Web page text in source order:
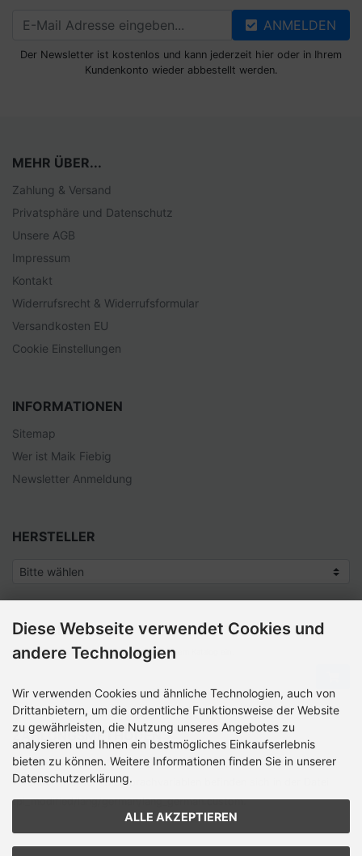
ANMELDEN
Der Newsletter ist kostenlos und kann jederzeit hier oder in Ihrem
Kundenkonto wieder abbestellt werden.
MEHR ÜBER...
Zahlung & Versand
Privatsphäre und Datenschutz
Unsere AGB
Impressum
Kontakt
Widerrufsrecht & Widerrufsformular
Versandkosten EU
Cookie Einstellungen
INFORMATIONEN
Sitemap
Wer ist Maik Fiebig
Newsletter Anmeldung
HERSTELLER
SCHNELLKAUF
Bitte geben Sie die Artikelnummer aus unserem Katalog ein.
ZAHLUNGSMETHODEN
Die Box kann unter tpl_modified/boxes/­box_miscellaneous.html
verändert werden. Die Sprachvariablen befinden sich in der Datei
tpl_modified/lang/­german/lang_german.custom.
Diese Webseite verwendet Cookies und
andere Technologien
Wir verwenden Cookies und ähnliche Technologien, auch von
Drittanbietern, um die ordentliche Funktionsweise der Website
zu gewährleisten, die Nutzung unseres Angebotes zu
analysieren und Ihnen ein bestmögliches Einkaufserlebnis
bieten zu können. Weitere Informationen finden Sie in unserer
Datenschutzerklärung.
ALLE AKZEPTIEREN